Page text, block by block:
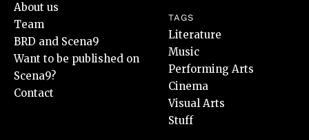
About us
Team
BRD and Scena9
Want to be published on
Scena9?
Contact
TAGS
Literature
Music
Performing Arts
Cinema
Visual Arts
Stuff